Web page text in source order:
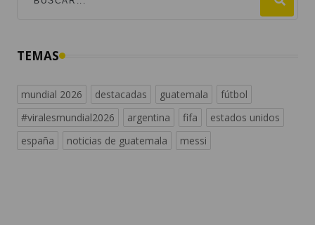
TEMAS
mundial 2026 destacadas guatemala
fútbol
#viralesmundial2026
argentina fifa
estados unidos
españa
noticias de guatemala messi